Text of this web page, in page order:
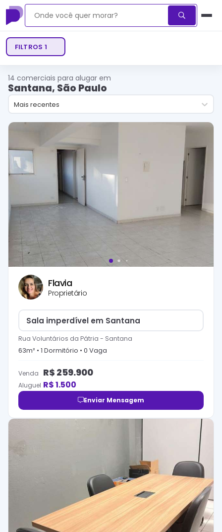
FILTROS 1
14 comerciais para alugar em
Santana, São Paulo
Mais recentes
Flavia
Proprietário
Sala imperdível em Santana
Rua Voluntários da Pátria - Santana
63m² • 1 Dormitório • 0 Vaga
Venda R$ 259.900
Aluguel R$1.500
Enviar Mensagem